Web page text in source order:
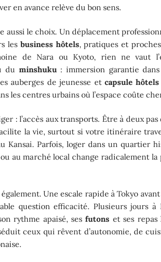
en avance relève du bon sens.
aussi le choix. Un déplacement
les business hôtels, pratiques et
de Nara ou Kyoto, rien ne vaut
du minshuku : immersion garantie
auberges de jeunesse et capsule hôtels
les centres urbains où l’espace coûte
: l’accès aux transports. Être à deux pas
la vie, surtout si votre itinéraire
Kansai. Parfois, loger dans un quartier
au marché local change radicalement
Une escale rapide à Tokyo
question efficacité. Plusieurs jours à
rythme apaisé, sesfutons et ses repas
ceux qui rêvent d’autonomie, de